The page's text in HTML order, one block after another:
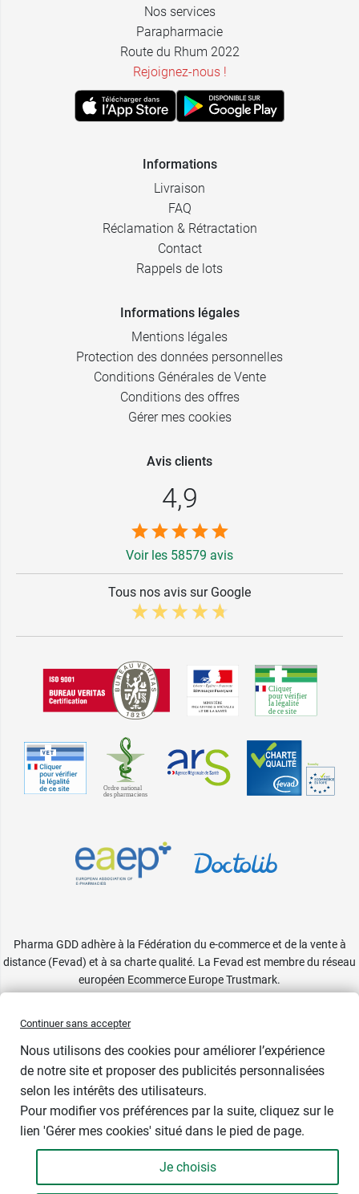
Largeur d'assise
- +
Nos services
Parapharmacie
Route du Rhum 2022
Rejoignez-nous !
Informations
Livraison
FAQ
Réclamation & Rétractation
Contact
Rappels de lots
Informations légales
Mentions légales
Protection des données personnelles
Conditions Générales de Vente
Conditions des offres
Gérer mes cookies
Avis clients
4,9
Voir les 58579 avis
Tous nos avis sur Google
Pharma GDD adhère à la Fédération du e-commerce et de la vente à
distance (Fevad) et à sa charte qualité. La Fevad est membre du réseau
européen Ecommerce Europe Trustmark.
Continuer sans accepter
Nous utilisons des cookies pour améliorer l’expérience
de notre site et proposer des publicités personnalisées
selon les intérêts des utilisateurs.
Pour modifier vos préférences par la suite, cliquez sur le
lien 'Gérer mes cookies' situé dans le pied de page.
Je choisis